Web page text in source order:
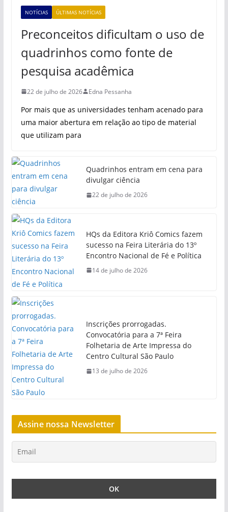
NOTÍCIAS ÚLTIMAS NOTÍCIAS
Preconceitos dificultam o uso de
quadrinhos como fonte de
pesquisa acadêmica
22 de julho de 2026 Edna Pessanha
Por mais que as universidades tenham acenado para
uma maior abertura em relação ao tipo de material
que utilizam para
Quadrinhos entram em cena para
divulgar ciência
22 de julho de 2026
HQs da Editora Kriô Comics fazem
sucesso na Feira Literária do 13º
Encontro Nacional de Fé e Política
14 de julho de 2026
Inscrições prorrogadas.
Convocatória para a 7ª Feira
Folhetaria de Arte Impressa do
Centro Cultural São Paulo
13 de julho de 2026
Assine nossa Newsletter